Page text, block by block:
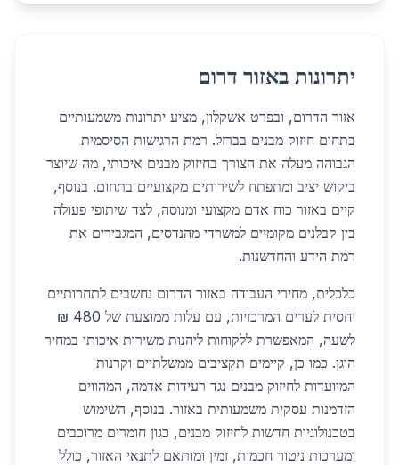
יתרונות באזור דרום
אזור הדרום, ובפרט אשקלון, מציע יתרונות משמעותיים
בתחום חיזוק מבנים בברזל. רמת הרגישות הסיסמית
הגבוהה מעלה את הצורך בחיזוק מבנים איכותי, מה שיוצר
ביקוש יציב ומתפתח לשירותים מקצועיים בתחום. בנוסף,
קיים באזור כוח אדם מקצועי ומנוסה, לצד שיתופי פעולה
בין קבלנים מקומיים למשרדי מהנדסים, המגבירים את
רמת הידע והחדשנות.
כלכלית, מחירי העבודה באזור הדרום נחשבים לתחרותיים
יחסית לערים המרכזיות, עם עלות ממוצעת של 480 ₪
לשעה, המאפשרת ללקוחות ליהנות משירות איכותי במחיר
הוגן. כמו כן, קיימים תקציבים ממשלתיים וקרנות
המיועדות לחיזוק מבנים נגד רעידות אדמה, המהווים
הזדמנות עסקית משמעותית באזור. בנוסף, השימוש
בטכנולוגיות חדשות לחיזוק מבנים, כגון חומרים מרוכבים
ומערכות ניטור חכמות, זמין ומותאם לתנאי האזור, כולל